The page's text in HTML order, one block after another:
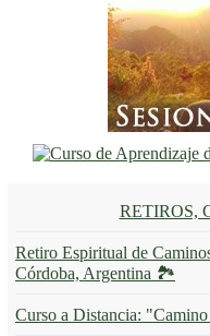
RETIROS,
Retiro Espiritual de
Córdoba, Argentina 🏞️
Curso a Distancia: